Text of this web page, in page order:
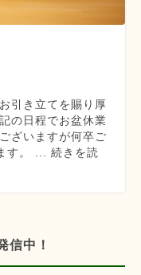
引き立てを賜り厚
の日程でお盆休業
ざいますが何卒ご
す。 ... 続きを読
信中！